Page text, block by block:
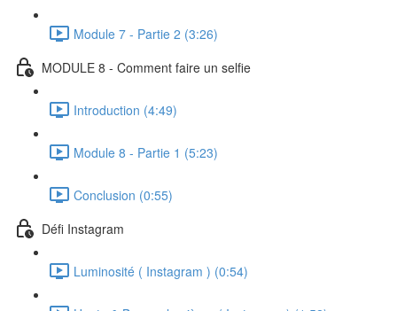
Module 7 - Partie 2 (3:26)
MODULE 8 - Comment faire un selfie
Introduction (4:49)
Module 8 - Partie 1 (5:23)
Conclusion (0:55)
Défi Instagram
Luminosité ( Instagram ) (0:54)